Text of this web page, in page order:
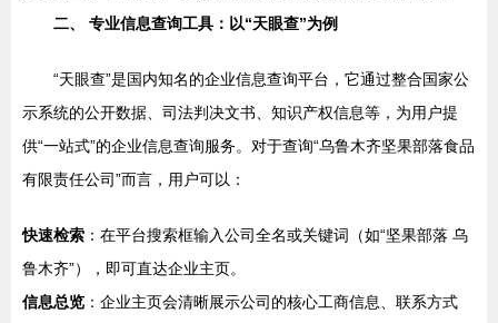
二、 专业信息查询工具：以“天眼查”为例
“天眼查”是国内知名的企业信息查询平台，它通过整合国家公
示系统的公开数据、司法判决文书、知识产权信息等，为用户提
供“一站式”的企业信息查询服务。对于查询“乌鲁木齐坚果部落食品
有限责任公司”而言，用户可以：
快速检索 ：在平台搜索框输入公司全名或关键词（如“坚果部落 乌
鲁木齐”），即可直达企业主页。
信息总览 ：企业主页会清晰展示公司的核心工商信息、联系方式